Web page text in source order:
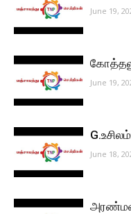
June 19,
June 19,
June 18,